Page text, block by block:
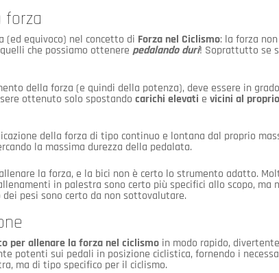
forza
(ed equivoco) nel concetto di Forza nel Ciclismo: la forza
che possiamo ottenere pedalando duri! Soprattutto se
della forza (e quindi della potenza), deve essere in
ottenuto solo spostando carichi elevati e vicini al
della forza di tipo continuo e lontana dal proprio
la massima durezza della pedalata.
la forza, e la bici non è certo lo strumento adatto.
in palestra sono certo più specifici allo scopo, ma
pesi sono certo da non sottovalutare.
per allenare la forza nel ciclismo in modo rapido,
potenti sui pedali in posizione ciclistica, fornendo i
ma di tipo specifico per il ciclismo.